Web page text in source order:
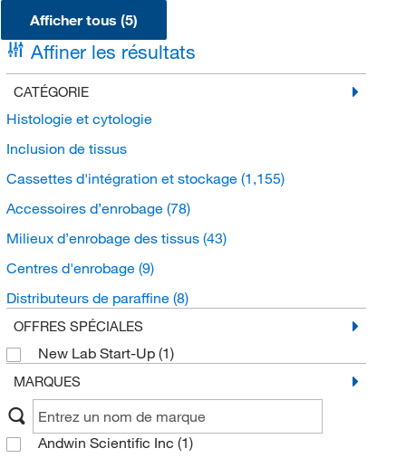
Afficher tous (5)
Affiner les résultats
CATÉGORIE
Histologie et cytologie
Inclusion de tissus
Cassettes d'intégration et stockage (1,155)
Accessoires d’enrobage (78)
Milieux d’enrobage des tissus (43)
Centres d'enrobage (9)
Distributeurs de paraffine (8)
OFFRES SPÉCIALES
New Lab Start-Up (1)
MARQUES
Andwin Scientific Inc (1)